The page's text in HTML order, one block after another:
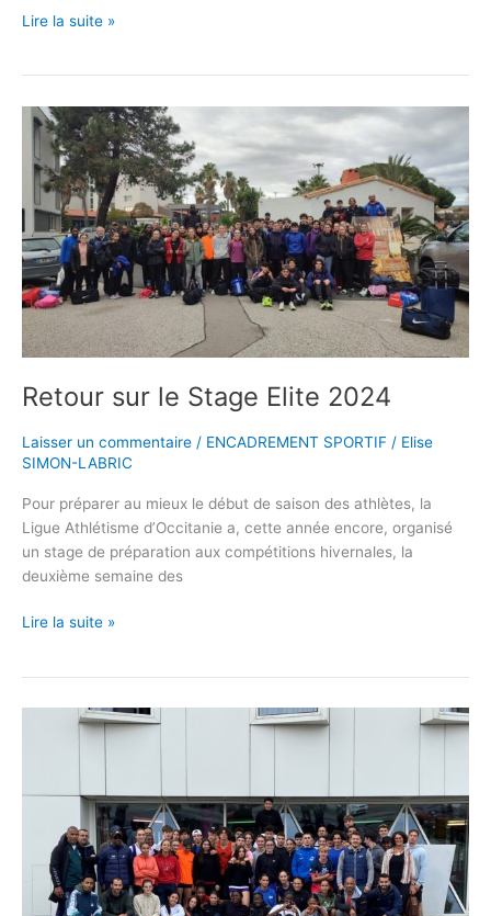
Lire la suite »
Retour sur le Stage Elite 2024
Laisser un commentaire / ENCADREMENT SPORTIF / Elise
SIMON-LABRIC
Pour préparer au mieux le début de saison des athlètes, la
Ligue Athlétisme d’Occitanie a, cette année encore, organisé
un stage de préparation aux compétitions hivernales, la
deuxième semaine des
Retour
sur
Stage
Elite
2024
Lire la suite »
2023